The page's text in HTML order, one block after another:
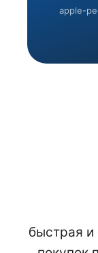
apple-
быстрая и